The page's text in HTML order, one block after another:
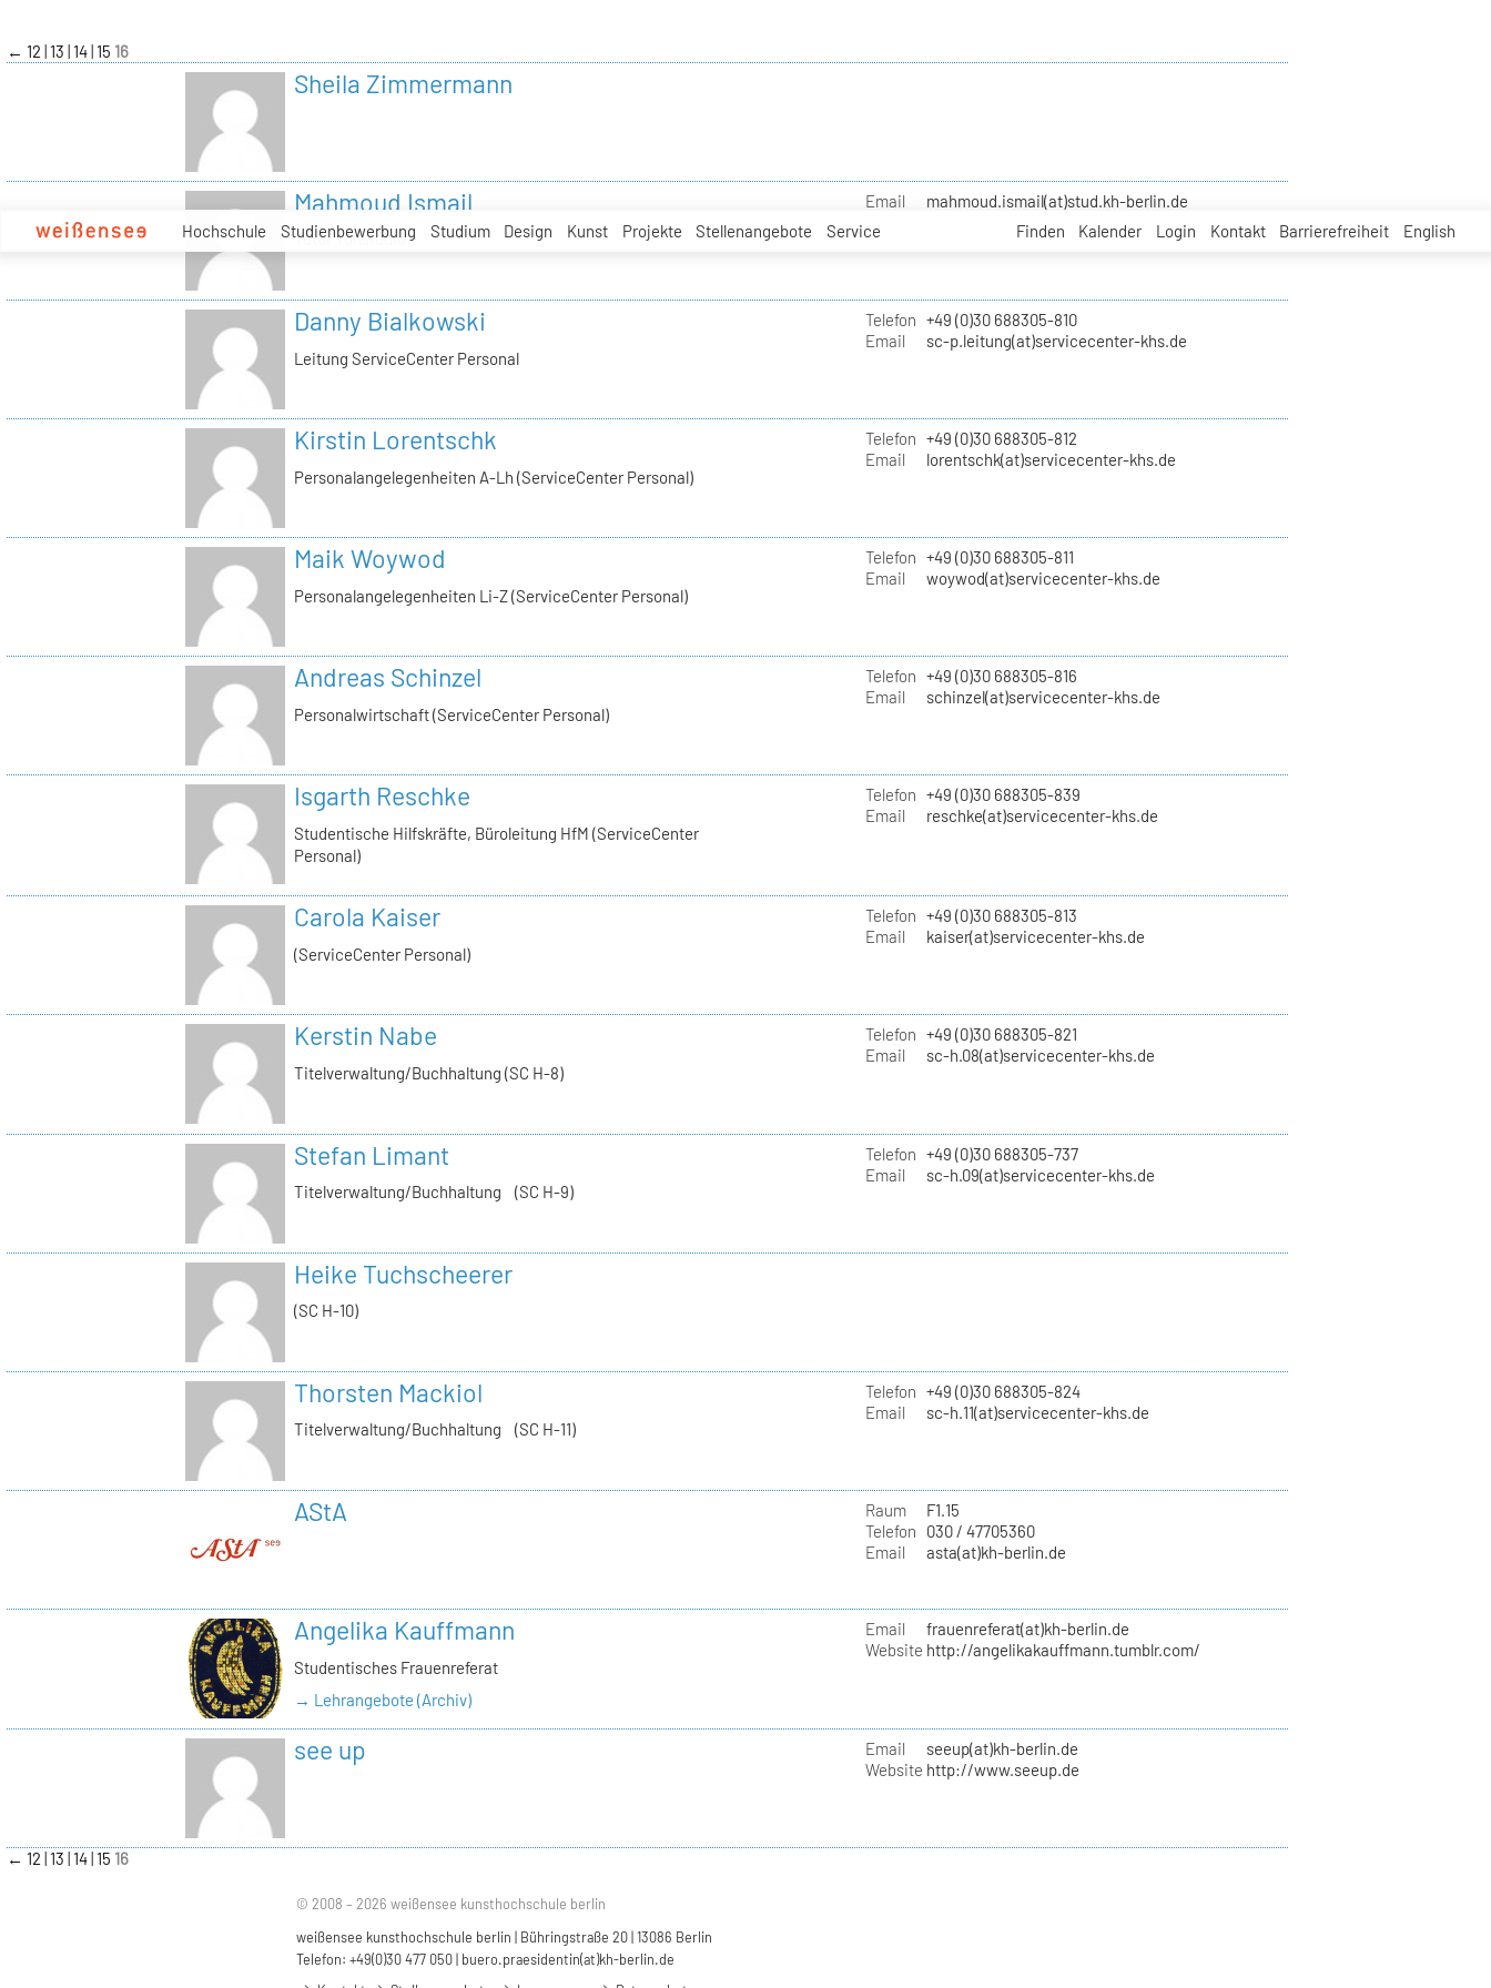
Hochschule Studienbewerbung Studium Design Kunst Projekte Stellenangebote Service Finden Kalender Login Kontakt Barrierefreiheit English
← 12 13 14 15 16
Sheila Zimmermann
Mahmoud Ismail
Tutor Tonstudio
Email mahmoud.ismail(at)stud.kh-berlin.de
Danny Bialkowski
Leitung ServiceCenter Personal
Telefon +49 (0)30 688305-810
Email
sc-p.leitung(at)servicecenter-khs.de
Kirstin Lorentschk
Personalangelegenheiten A-Lh (ServiceCenter Personal)
Telefon +49 (0)30 688305-812
Email
lorentschk(at)servicecenter-khs.de
Maik Woywod
Personalangelegenheiten Li-Z (ServiceCenter Personal)
Telefon +49 (0)30 688305-811
Email
woywod(at)servicecenter-khs.de
Andreas Schinzel
Personalwirtschaft (ServiceCenter Personal)
Telefon +49 (0)30 688305-816
Email
schinzel(at)servicecenter-khs.de
Isgarth Reschke
Studentische Hilfskräfte, Büroleitung HfM (ServiceCenter
Personal)
Telefon +49 (0)30 688305-839
Email
reschke(at)servicecenter-khs.de
Carola Kaiser
(ServiceCenter Personal)
Telefon +49 (0)30 688305-813
Email
kaiser(at)servicecenter-khs.de
Kerstin Nabe
Titelverwaltung/Buchhaltung (SC H-8)
Telefon +49 (0)30 688305-821
Email
sc-h.08(at)servicecenter-khs.de
Stefan Limant
Titelverwaltung/Buchhaltung (SC H-9)
Telefon +49 (0)30 688305-737
Email
sc-h.09(at)servicecenter-khs.de
Heike Tuchscheerer
(SC H-10)
Thorsten Mackiol
Titelverwaltung/Buchhaltung (SC H-11)
Telefon +49 (0)30 688305-824
Email
sc-h.11(at)servicecenter-khs.de
AStA Raum
F1.15
Telefon
030 / 47705360
Email
asta(at)kh-berlin.de
Angelika Kauffmann
Studentisches Frauenreferat
→ Lehrangebote (Archiv)
Email
frauenreferat(at)kh-berlin.de
Website http://angelikakauffmann.tumblr.com/
see up Email
seeup(at)kh-berlin.de
Website http://www.seeup.de
← 12 13 14 15 16
© 2008 – 2026 weißensee kunsthochschule berlin
weißensee kunsthochschule berlin | Bühringstraße 20 | 13086 Berlin
Telefon: +49(0)30 477 050 | buero.praesidentin(at)kh-berlin.de